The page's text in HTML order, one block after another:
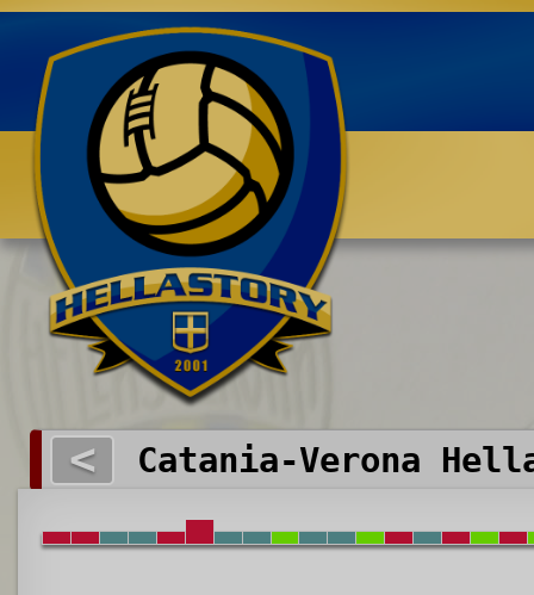
Benvenuti su HELLASTORY.net
< Catania-Verona